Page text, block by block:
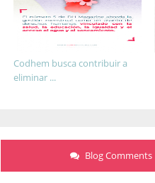
Codhem busca contribuir a
eliminar ...
Blog Comments